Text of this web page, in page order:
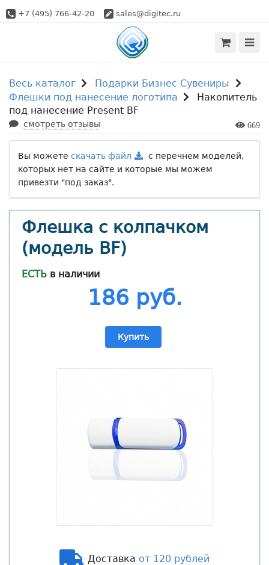
+7 (495) 766-42-20 sales@digitec.ru
Весь каталог
Подарки Бизнес Сувениры
Флешки под нанесение логотипа
Накопитель
под нанесение Present BF
смотреть отзывы 669
Вы можете скачать файл
с перечнем моделей,
которых нет на сайте и которые мы можем
привезти "под заказ".
Флешка с колпачком
(модель BF)
ЕСТЬ в наличии
186 руб.
Купить
Доставка от 120 рублей